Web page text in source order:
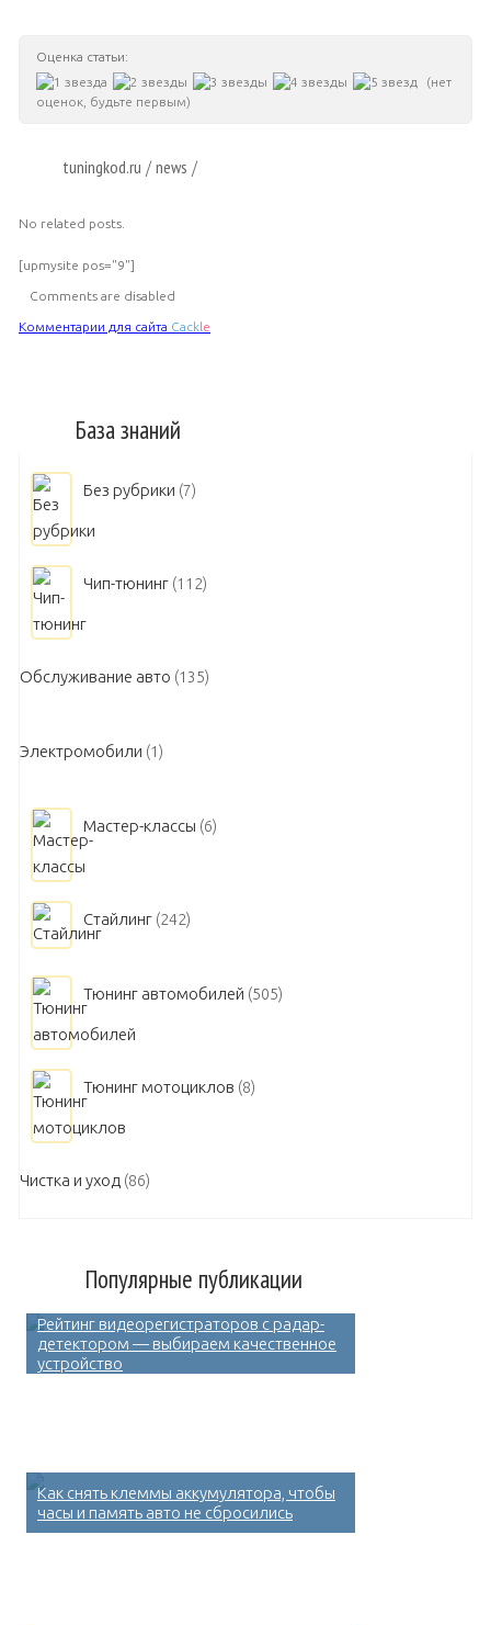
Оценка статьи:
(нет
оценок, будьте первым)
tuningkod.ru / news /
No related posts.
[upmysite pos="9"]
Comments are disabled
Комментарии для сайта Cackl e
База знаний
Без рубрики (7)
Чип-тюнинг (112)
Обслуживание авто (135)
Электромобили (1)
Мастер-классы (6)
Стайлинг (242)
Тюнинг автомобилей (505)
Тюнинг мотоциклов (8)
Чистка и уход (86)
Популярные публикации
Рейтинг видеорегистраторов с радар-
детектором — выбираем качественное
устройство
Как снять клеммы аккумулятора, чтобы
часы и память авто не сбросились